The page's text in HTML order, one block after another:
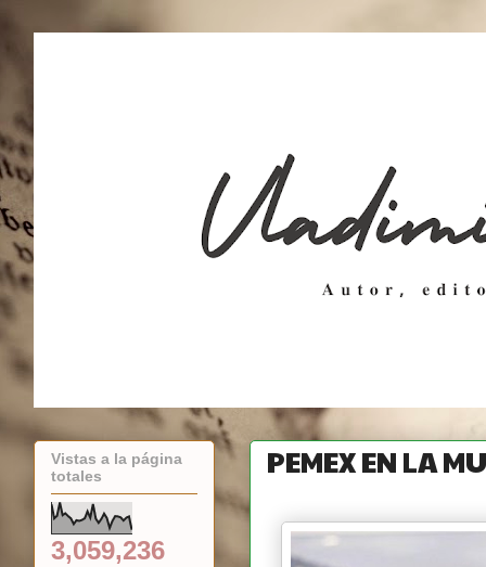
PEMEX EN LA
Vistas a la página
totales
3,059,236